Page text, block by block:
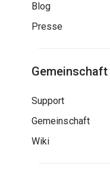
Blog
Presse
Gemeinschaft
Support
Gemeinschaft
Wiki